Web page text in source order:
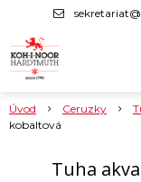
Úvod Ceruzky
kobaltová
Tuha